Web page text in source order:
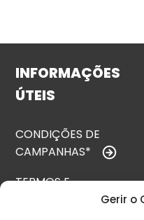
Gerir o
INFORMAÇÕES
ÚTEIS
CONDIÇÕES DE
CAMPANHAS*
TERMOS E